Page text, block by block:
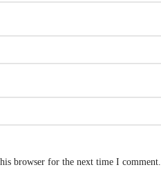
browser for the next time I comment.